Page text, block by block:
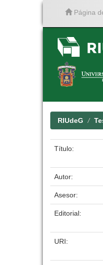
Página
RIUdeG
Título:
Autor:
Asesor:
Editorial:
URI: